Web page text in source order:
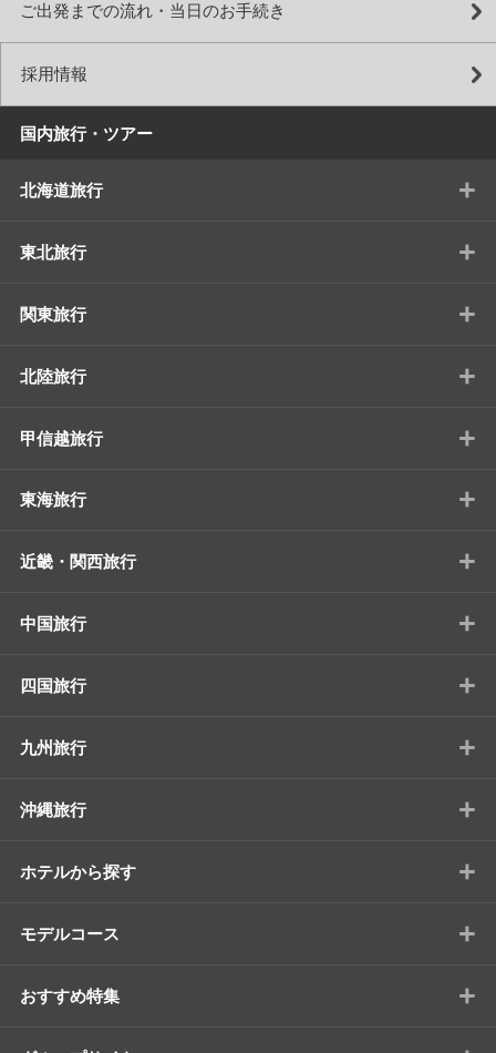
ご出発までの流れ・当日のお手続き
採用情報
国内旅行・ツアー
北海道旅行 +
東北旅行 +
関東旅行 +
北陸旅行 +
甲信越旅行 +
東海旅行 +
近畿・関西旅行 +
中国旅行 +
四国旅行 +
九州旅行 +
沖縄旅行 +
ホテルから探す +
モデルコース +
おすすめ特集 +